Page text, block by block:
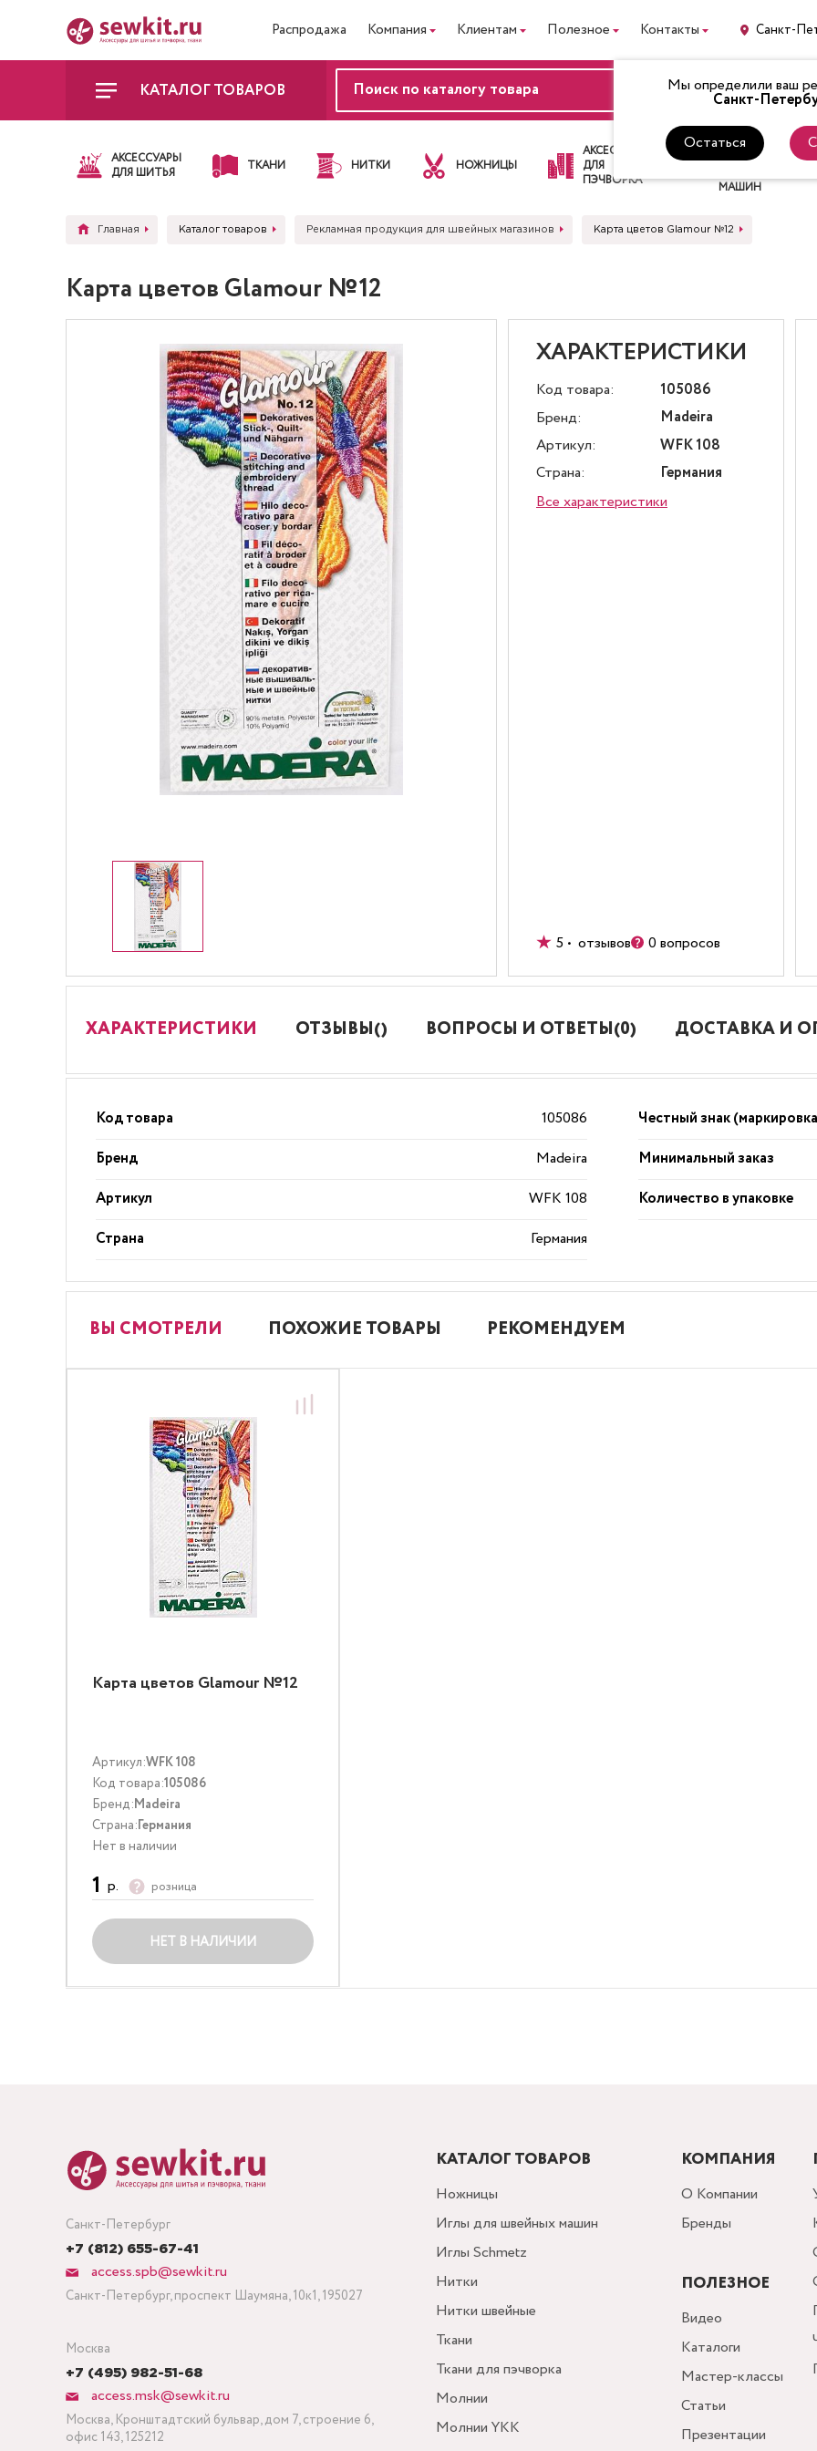
Распродажа Компания Клиентам Полезное Контакты Санкт-
Мы определили ваш
Санкт-
Остаться
КАТАЛОГ ТОВАРОВ ВХОД
АКСЕССУАРЫ
ДЛЯ ШИТЬЯ
ТКАНИ НИТКИ НОЖНИЦЫ
АКСЕССУАРЫ
ДЛЯ
ПЭЧВОРКА
ЛАПКИ
ДЛЯ
МАШИН
Главная Каталог товаров Рекламная продукция для швейных магазинов Карта цветов Glamour №12
Карта цветов Glamour №12
ХАРАКТЕРИСТИКИ
Код товара:
105086
Бренд:
Madeira
Артикул:
WFK 108
Страна:
Германия
Все характеристики
5 • отзывов 0 вопросов
ХАРАКТЕРИСТИКИ ОТЗЫВЫ() ВОПРОСЫ И ОТВЕТЫ(0) ДОСТАВКА И
Код товара
105086
Бренд
Madeira
Артикул
WFK 108
Страна
Германия
Честный знак
Минимальный заказ
Количество в упаковке
ВЫ СМОТРЕЛИ ПОХОЖИЕ ТОВАРЫ РЕКОМЕНДУЕМ
Карта цветов Glamour №12
Артикул:WFK 108
Код товара:105086
Бренд:Madeira
Страна:Германия
Нет в наличии
1 р. розница
НЕТ В НАЛИЧИИ
Санкт-Петербург
+7 (812) 655-67-41
access.spb@sewkit.ru
Санкт-Петербург, проспект Шаумяна, 10к1, 195027
Москва
+7 (495) 982-51-68
access.msk@sewkit.ru
Москва, Кронштадтский бульвар, дом 7, строение 6,
офис 143, 125212
КАТАЛОГ ТОВАРОВ
Ножницы
Иглы для швейных машин
Иглы Schmetz
Нитки
Нитки швейные
Ткани
Ткани для пэчворка
Молнии
Молнии YKK
КОМПАНИЯ
О Компании
Бренды
ПОЛЕЗНОЕ
Видео
Каталоги
Мастер-классы
Статьи
Презентации